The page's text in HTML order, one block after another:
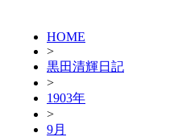
HOME
>
黒田清輝日記
>
1903年
>
9月